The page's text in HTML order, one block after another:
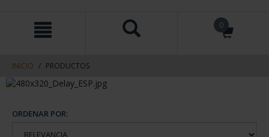
contenido
navegacin
0
INICIO PRODUCTOS
ORDENAR POR: